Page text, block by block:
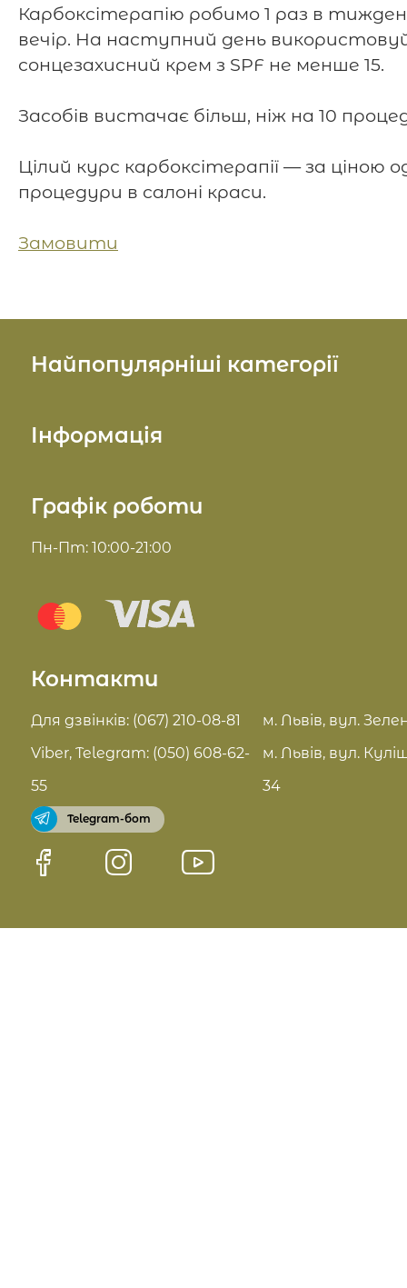
Карбоксітерапію робимо 1 раз в
вечір. На наступний день
сонцезахисний крем з SPF не менше 15.
Засобів вистачає більш, ніж на 10
Цілий курс карбоксітерапії — за ціною
процедури в салоні краси.
Замовити
Графік роботи
Пн-Пт: 10:00-21:00
Найпопулярніші категорії
Косметика для волосся
Комплекси для обличчя
Актуальні знижки
Pro Age догляд
Інформація
Відгуки
Договір оферти
Контакти
Для дзвінків: (067) 210-08-81
Viber, Telegram: (050) 608-62-
55
Telegram-бот
м. Львів, вул.
м. Львів, вул.
34